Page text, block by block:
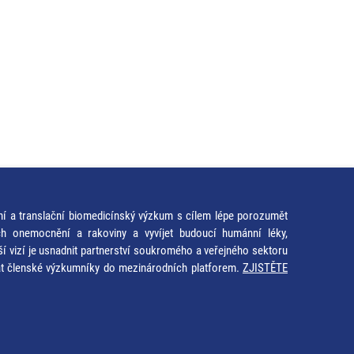
a translační biomedicínský výzkum s cílem lépe porozumět
onemocnění a rakoviny a vyvíjet budoucí humánní léky,
vizí je usnadnit partnerství soukromého a veřejného sektoru
členské výzkumníky do mezinárodních platforem. ZJISTĚTE